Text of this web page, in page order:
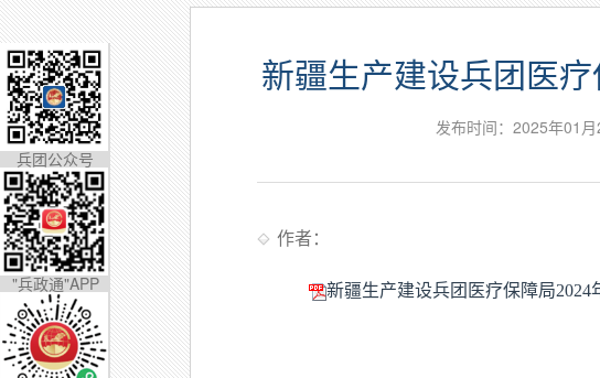
新疆生产建设兵团医疗
发布时间：2025年01月
作者：
新疆生产建设兵团医疗保障局
兵团公众号
"兵政通"APP